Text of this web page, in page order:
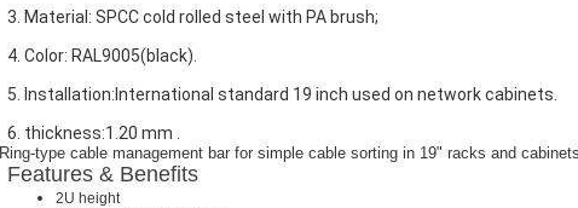
3. Material: SPCC cold rolled steel with PA brush;
4. Color: RAL9005(black).
5. Installation:International standard 19 inch used on network cabinets.
6. thickness:1.20 mm .
Ring-type cable management bar for simple cable sorting in 19" racks and
Features & Benefits
2U height